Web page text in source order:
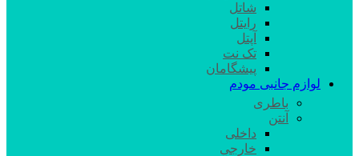
شاتل
رایتل
آپتل
تک نت
پیشگامان
لوازم جانبی مودم
باطری
آنتن
داخلی
خارجی